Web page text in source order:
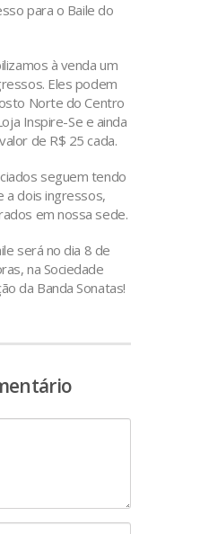
para o Baile do
à venda um
Eles podem
Norte do Centro
Inspire-Se e ainda
de R$ 25 cada.
seguem tendo
a dois ingressos,
em nossa sede.
será no dia 8 de
na Sociedade
da Banda Sonatas!